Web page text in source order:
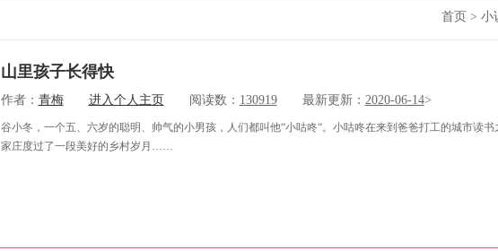
首页 > 小
山里孩子长得快
作者： 青梅 进入个人主页 阅读数： 130919最新更新： 2020-06-14>
谷小冬，一个五、六岁的聪明、帅气的小男孩，人们都叫他“小咕咚“。小咕咚在来到爸爸打工的城市读
家庄度过了一段美好的乡村岁月……